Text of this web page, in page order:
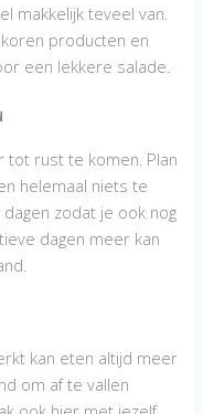
makkelijk teveel van.
producten en
een lekkere salade.
tot rust te komen. Plan
helemaal niets te
zodat je ook nog
dagen meer kan
kan eten altijd meer
om af te vallen